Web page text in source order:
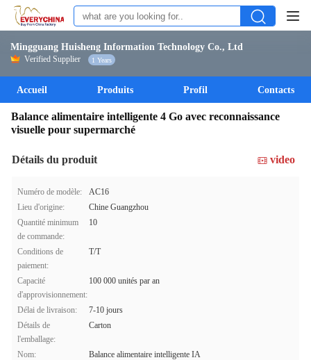
Mingguang Huisheng Information Technology Co., Ltd
Verified Supplier 1 Years
Accueil Produits Profil Contacts
Balance alimentaire intelligente 4 Go avec reconnaissance
visuelle pour supermarché
Détails du produit video
Numéro de modèle:
AC16
Lieu d'origine:
Chine Guangzhou
Quantité minimum
de commande:
10
Conditions de
paiement:
T/T
Capacité
d'approvisionnement:
100 000 unités par an
Délai de livraison:
7-10 jours
Détails de
l'emballage:
Carton
Nom:
Balance alimentaire intelligente IA